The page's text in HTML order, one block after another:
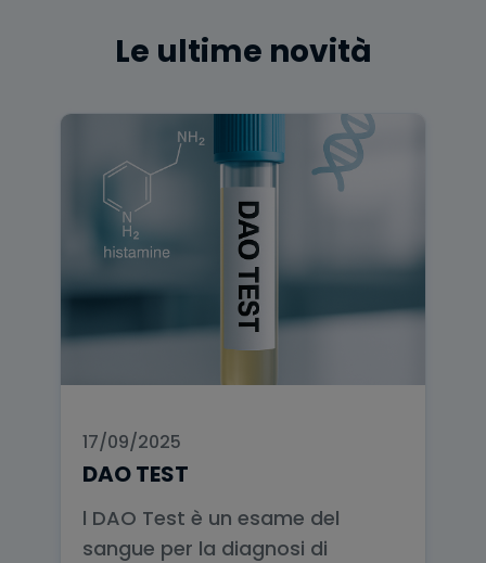
Le ultime novità
17/09/2025
DAO TEST
l DAO Test è un esame del
sangue per la diagnosi di